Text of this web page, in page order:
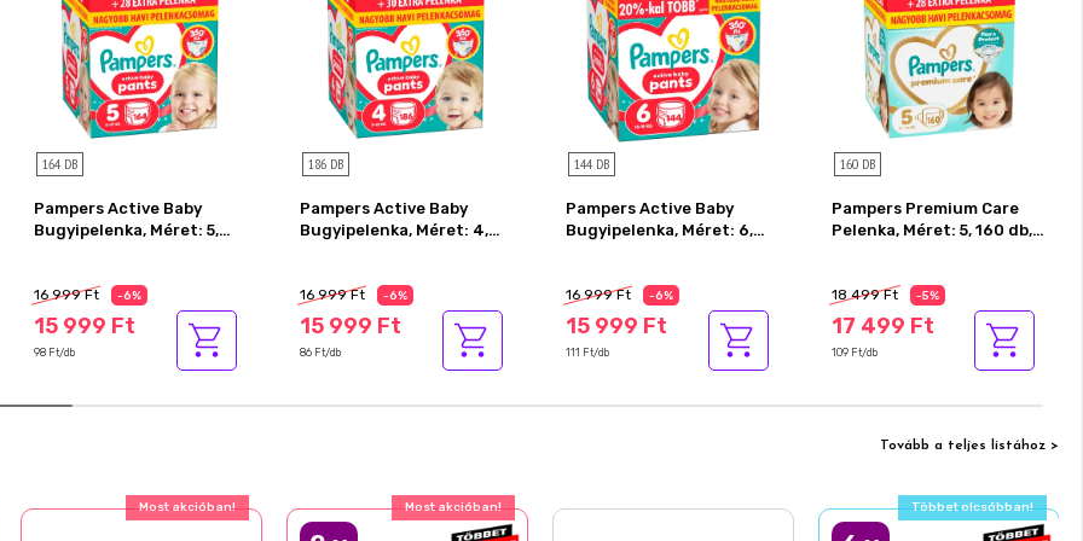
164 DB
Pampers Active Baby
Bugyipelenka, Méret: 5,
16 999 Ft -6%
15 999 Ft
98 Ft/db
186 DB
Pampers Active Baby
Bugyipelenka, Méret: 4,
16 999 Ft -6%
15 999 Ft
86 Ft/db
144 DB
Pampers Active Baby
Bugyipelenka, Méret: 6,
16 999 Ft -6%
15 999 Ft
111 Ft/db
160 DB
Pampers Premium Care
Pelenka, Méret: 5, 160 db,
18 499 Ft -5%
17 499 Ft
109 Ft/db
Tovább a teljes listához >
Ajándék akció! Ajándék akció! Ajándék akció!